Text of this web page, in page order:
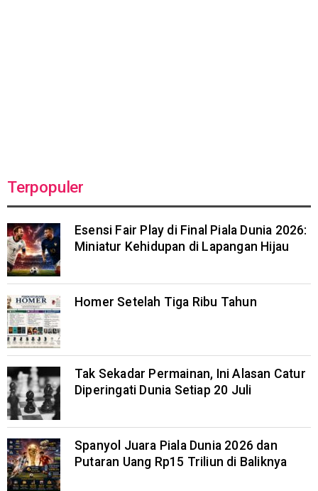
Terpopuler
Esensi Fair Play di Final Piala Dunia 2026:
Miniatur Kehidupan di Lapangan Hijau
Homer Setelah Tiga Ribu Tahun
Tak Sekadar Permainan, Ini Alasan Catur
Diperingati Dunia Setiap 20 Juli
Spanyol Juara Piala Dunia 2026 dan
Putaran Uang Rp15 Triliun di Baliknya